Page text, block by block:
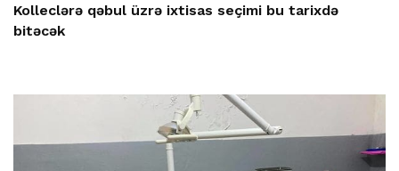
Kolleclərə qəbul üzrə ixtisas seçimi bu tarixdə
bitəcək